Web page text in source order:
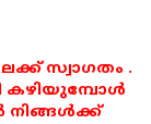
സ്വാഗതം .
കഴിയുമ്പോൾ